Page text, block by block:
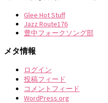
Glee Hot Stuff
Jazz Route176
豊中フォークソング部
メタ情報
ログイン
投稿フィード
コメントフィード
WordPress.org